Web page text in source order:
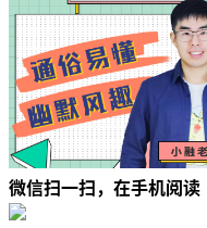
微信扫一扫，在手机阅读